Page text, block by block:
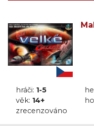
hráči: 1-5
věk: 14+
zrecenzováno